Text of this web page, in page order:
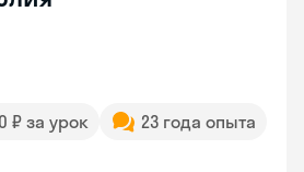
₽ за урок
23 года опыта